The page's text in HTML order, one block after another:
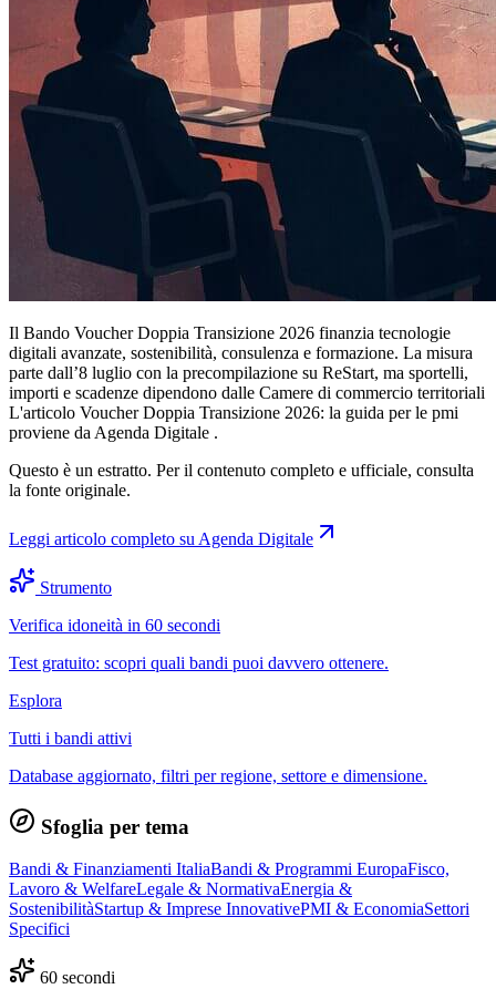
Il Bando Voucher Doppia Transizione 2026 finanzia tecnologie
digitali avanzate, sostenibilità, consulenza e formazione. La misura
parte dall’8 luglio con la precompilazione su ReStart, ma sportelli,
importi e scadenze dipendono dalle Camere di commercio territoriali
L'articolo Voucher Doppia Transizione 2026: la guida per le pmi
proviene da Agenda Digitale .
Questo è un estratto. Per il contenuto completo e ufficiale, consulta
la fonte originale.
Leggi articolo completo su Agenda Digitale
Strumento
Verifica idoneità in 60 secondi
Test gratuito: scopri quali bandi puoi davvero ottenere.
Esplora
Tutti i bandi attivi
Database aggiornato, filtri per regione, settore e dimensione.
Sfoglia per tema
Bandi & Finanziamenti ItaliaBandi & Programmi EuropaFisco,
Lavoro & WelfareLegale & NormativaEnergia &
SostenibilitàStartup & Imprese InnovativePMI & EconomiaSettori
Specifici
60 secondi